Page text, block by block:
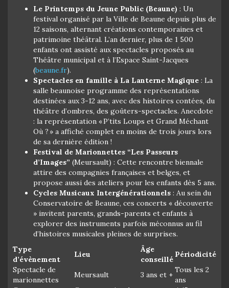
Le Printemps du Jeune Public (Beaune) : Un
festival organisé par la Ville de Beaune depuis plus de
12 saisons, alternant créations contemporaines et
patrimoine théâtral. L’an dernier, plus de 1 500
enfants ont assisté aux spectacles proposés au
Théâtre municipal et à l’Espace Saint-Jacques
(beaune.fr).
Spectacles en famille à La Lanterne Magique : La
salle beaunoise programme des représentations
destinées aux 3-12 ans, avec des histoires contées, du
théâtre d’ombres, des goûters-spectacles. Anecdote
: la représentation « P’tits Loups et Grand Méchant
Où ? » a affiché complet en moins de trois jours lors
de sa dernière édition !
Festival de Marionnettes “Les Passeurs
d’Images” (Meursault) : Cette rencontre biennale
attire des compagnies françaises et belges, et
propose aussi des ateliers pour les enfants dès 5 ans.
Cycles Musicaux Intergénérationnels : Au sein du
Conservatoire de Beaune, ces concerts « découverte
» invitent parents, grands-parents et enfants à
explorer des instruments parfois méconnus au fil
d’histoires musicales pleines de surprises.
Type
d’évènement
Lieu
Âge
conseillé
Périodicité
Spectacle de
marionnettes
Meursault 3 ans et +
Tous les 2
ans